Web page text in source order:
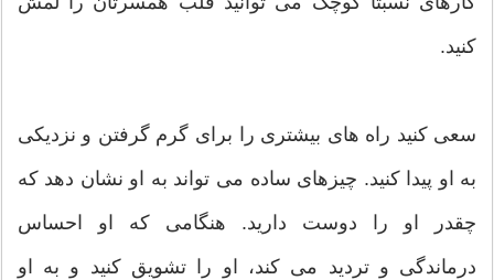
کنید.
سعی کنید راه های بیشتری را برای گرم گرفتن و نزدیکی
به او پیدا کنید. چیزهای ساده می تواند به او نشان دهد که
چقدر او را دوست دارید. هنگامی که او احساس
درماندگی و تردید می کند، او را تشویق کنید و به او